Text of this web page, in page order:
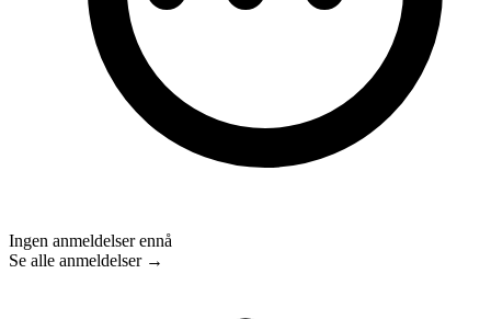
Ingen anmeldelser ennå
Se alle anmeldelser →